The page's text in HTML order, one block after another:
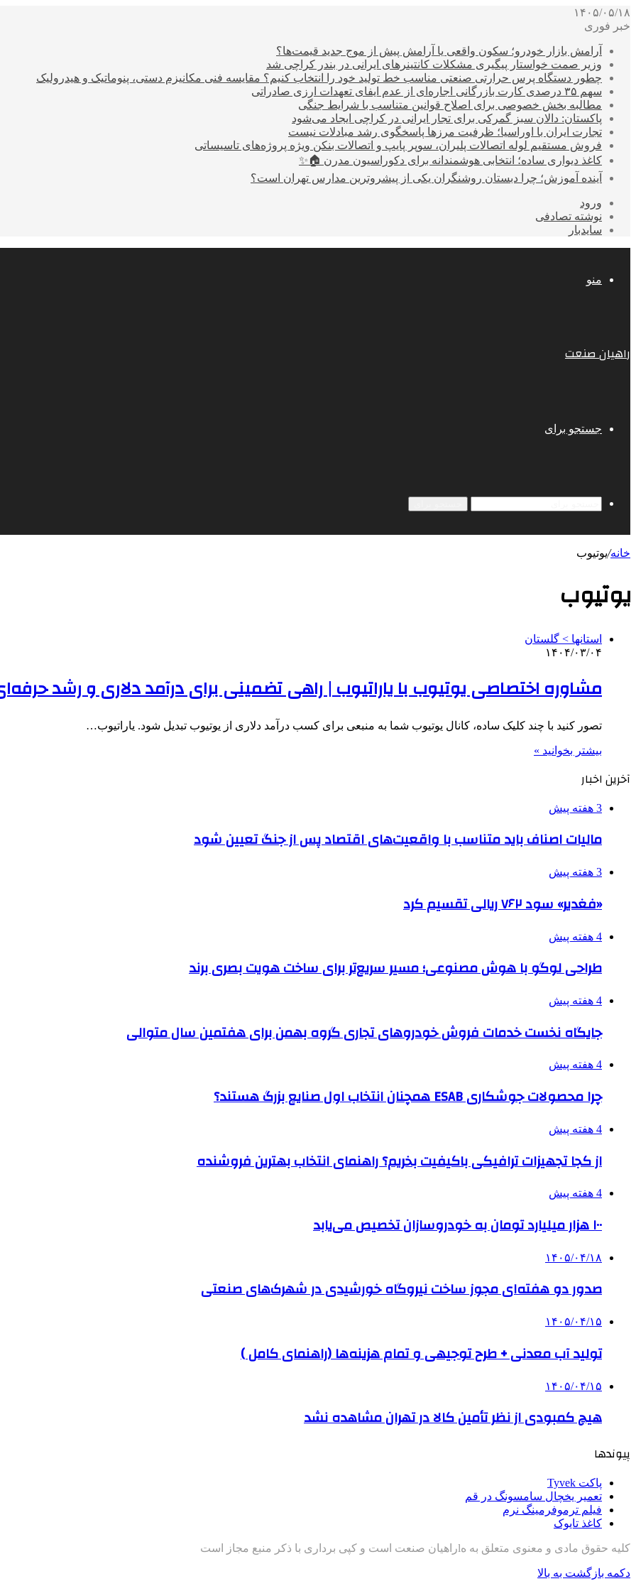
۱۴۰۵/۰۵/۱۸
خبر فوری
آرامش بازار خودرو؛ سکون واقعی یا آرامش پیش از موج جدید قیمت‌ها؟
وزیر صمت خواستار پیگیری مشکلات کانتینرهای ایرانی در بندر کراچی شد
چطور دستگاه پرس حرارتی صنعتی مناسب خط تولید خود را انتخاب کنیم؟ مقایسه فنی مکانیزم دستی، پنوماتیک و هیدرولیک
سهم ۳۵ درصدی کارت بازرگانی اجاره‌ای از عدم ایفای تعهدات ارزی صادراتی
مطالبه بخش خصوصی برای اصلاح قوانین متناسب با شرایط جنگی
پاکستان: دالان سبز گمرکی برای تجار ایرانی در کراچی ایجاد می‌شود
تجارت ایران با اوراسیا؛ ظرفیت مرزها پاسخگوی رشد مبادلات نیست
فروش مستقیم لوله اتصالات پلیران، سوپر پایپ و اتصالات بنکن ویژه پروژه‌های تاسیساتی
کاغذ دیواری ساده؛ انتخابی هوشمندانه برای دکوراسیون مدرن 🏠✨
آینده آموزش؛ چرا دبستان روشنگران یکی از پیشروترین مدارس تهران است؟
ورود
نوشته تصادفی
سایدبار
منو
راهیان صنعت
جستجو برای
خانه/یوتیوب
یوتیوب
استانها > گلستان
۱۴۰۴/۰۳/۰۴
مشاوره اختصاصی یوتیوب با یاراتیوب | راهی تضمینی برای درآمد دلاری و رشد
تصور کنید با چند کلیک ساده، کانال یوتیوب شما به منبعی برای کسب درآمد دلاری از یوتیوب تبدیل شود. یاراتیوب…
بیشتر بخوانید »
آخرین اخبار
3 هفته پیش
مالیات اصناف باید متناسب با واقعیت‌های اقتصاد پس از جنگ تعیین شود
3 هفته پیش
«فغدیر» سود ۷۶۲ ریالی تقسیم کرد
4 هفته پیش
طراحی لوگو با هوش مصنوعی؛ مسیر سریع‌تر برای ساخت هویت بصری برند
4 هفته پیش
جایگاه نخست خدمات فروش خودروهای تجاری گروه بهمن برای هفتمین سال متوالی
4 هفته پیش
چرا محصولات جوشکاری ESAB همچنان انتخاب اول صنایع بزرگ هستند؟
4 هفته پیش
از کجا تجهیزات ترافیکی باکیفیت بخریم؟ راهنمای انتخاب بهترین فروشنده
4 هفته پیش
۱۰۰ هزار میلیارد تومان به خودروسازان تخصیص می‌یابد
۱۴۰۵/۰۴/۱۸
صدور دو هفته‌ای مجوز ساخت نیروگاه خورشیدی در شهرک‌های صنعتی
۱۴۰۵/۰۴/۱۵
تولید آب معدنی + طرح توجیهی و تمام هزینه‌ها (راهنمای کامل )
۱۴۰۵/۰۴/۱۵
هیچ کمبودی از نظر تأمین کالا در تهران مشاهده نشد
پیوندها
پاکت Tyvek
تعمیر یخچال سامسونگ در قم
فیلم ترموفرمینگ نرم
کاغذ تایوک
کلیه حقوق مادی و معنوی متعلق به هlراهیان صنعت است و کپی برداری با ذکر منبع مجاز است
دکمه بازگشت به بالا